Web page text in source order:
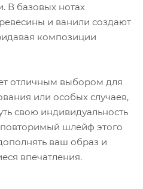
В базовых нотах
и ванили создают
композиции
отличным выбором для
или особых случаев,
свою индивидуальность
шлейф этого
ваш образ и
впечатления.